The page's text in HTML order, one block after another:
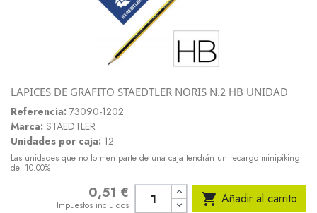
LAPICES DE GRAFITO STAEDTLER NORIS N.2 HB UNIDAD
Referencia: 73090-1202
Marca: STAEDTLER
Unidades por caja: 12
Las unidades que no formen parte de una caja tendrán un recargo minipiking
del 10.00%
0,51 €
Impuestos incluidos  Añadir al carrito